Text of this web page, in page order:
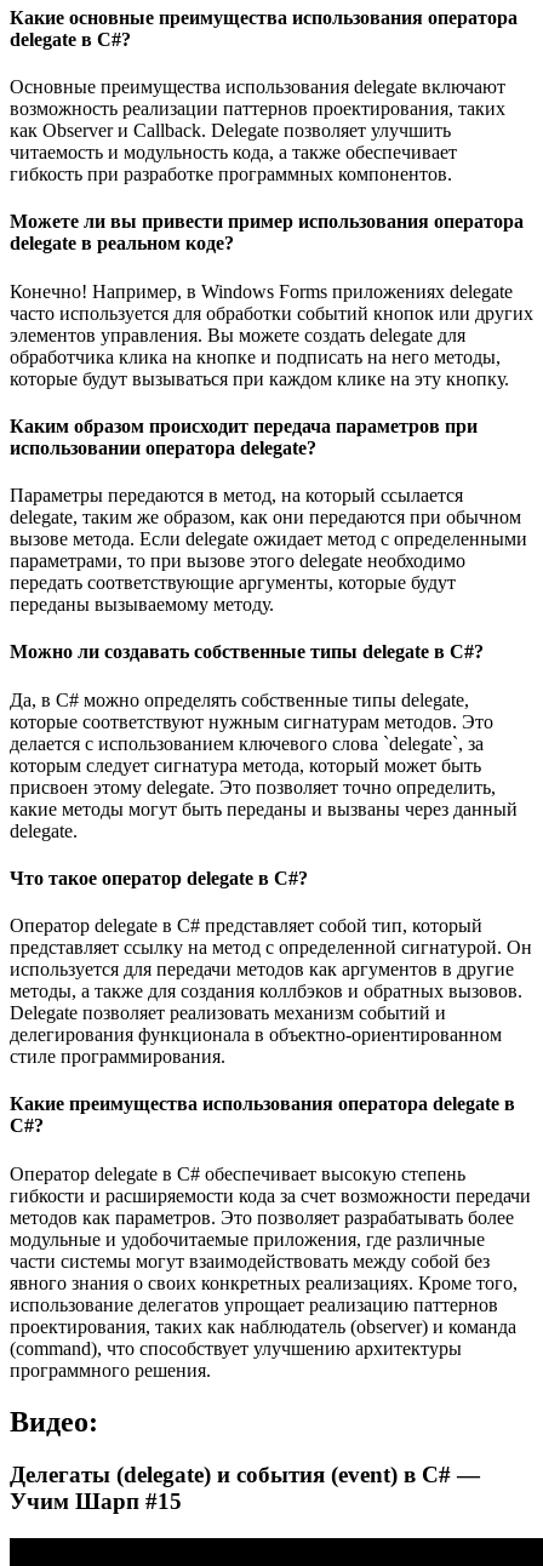
Какие основные преимущества использования оператора
delegate в C#?
Основные преимущества использования delegate включают
возможность реализации паттернов проектирования, таких
как Observer и Callback. Delegate позволяет улучшить
читаемость и модульность кода, а также обеспечивает
гибкость при разработке программных компонентов.
Можете ли вы привести пример использования оператора
delegate в реальном коде?
Конечно! Например, в Windows Forms приложениях delegate
часто используется для обработки событий кнопок или других
элементов управления. Вы можете создать delegate для
обработчика клика на кнопке и подписать на него методы,
которые будут вызываться при каждом клике на эту кнопку.
Каким образом происходит передача параметров при
использовании оператора delegate?
Параметры передаются в метод, на который ссылается
delegate, таким же образом, как они передаются при обычном
вызове метода. Если delegate ожидает метод с определенными
параметрами, то при вызове этого delegate необходимо
передать соответствующие аргументы, которые будут
переданы вызываемому методу.
Можно ли создавать собственные типы delegate в C#?
Да, в C# можно определять собственные типы delegate,
которые соответствуют нужным сигнатурам методов. Это
делается с использованием ключевого слова `delegate`, за
которым следует сигнатура метода, который может быть
присвоен этому delegate. Это позволяет точно определить,
какие методы могут быть переданы и вызваны через данный
delegate.
Что такое оператор delegate в C#?
Оператор delegate в C# представляет собой тип, который
представляет ссылку на метод с определенной сигнатурой. Он
используется для передачи методов как аргументов в другие
методы, а также для создания коллбэков и обратных вызовов.
Delegate позволяет реализовать механизм событий и
делегирования функционала в объектно-ориентированном
стиле программирования.
Какие преимущества использования оператора delegate в
C#?
Оператор delegate в C# обеспечивает высокую степень
гибкости и расширяемости кода за счет возможности передачи
методов как параметров. Это позволяет разрабатывать более
модульные и удобочитаемые приложения, где различные
части системы могут взаимодействовать между собой без
явного знания о своих конкретных реализациях. Кроме того,
использование делегатов упрощает реализацию паттернов
проектирования, таких как наблюдатель (observer) и команда
(command), что способствует улучшению архитектуры
программного решения.
Видео:
Делегаты (delegate) и события (event) в C# —
Учим Шарп #15